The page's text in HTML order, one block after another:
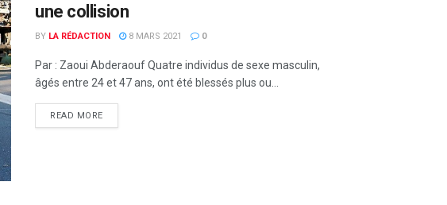
une collision
BY LA RÉDACTION 8 MARS 2021 0
Par : Zaoui Abderaouf Quatre individus de sexe masculin,
âgés entre 24 et 47 ans, ont été blessés plus ou...
READ MORE